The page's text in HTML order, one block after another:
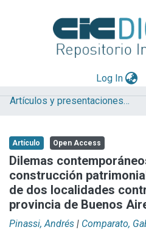
Log In
Explorar
Aportar material
Statistics
Artículos y presentaciones en Congresos
Artículo Open Access
Dilemas
construcción
de dos localidades
provincia de Buenos
Pinassi, Andrés | Comparato,